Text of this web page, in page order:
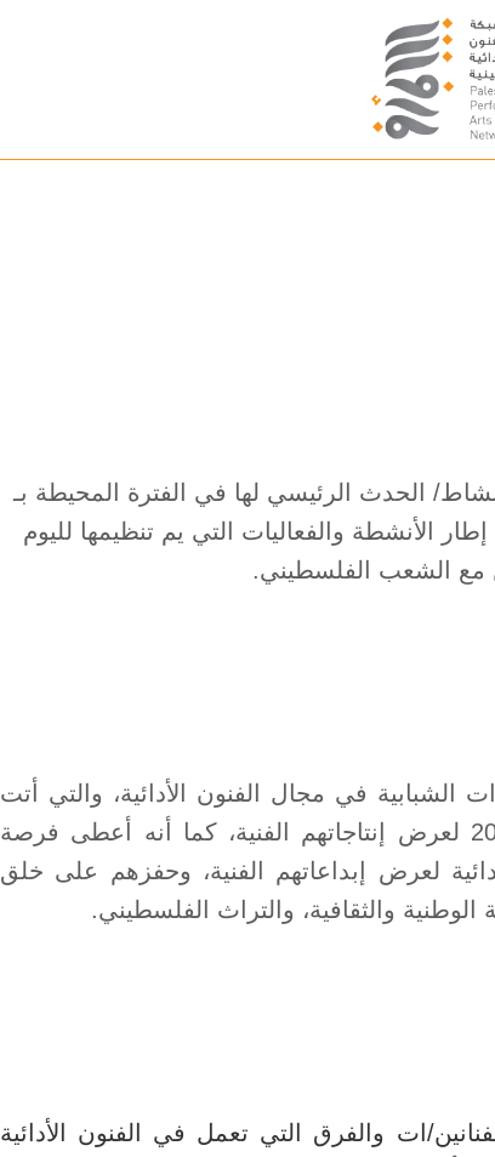
الحدث الرئيسي لها في الفترة المحيطة بـ
الأنشطة والفعاليات التي يم تنظيمها لليوم
مع الشعب الفلسطيني.
الشبابية في مجال الفنون الأدائية، والتي أتت
ضمن برنامج المبادرات للعام الحالي 2019 لعرض إنتاجاتهم الفنية، كما أنه أعطى فرصة
لعرض إبداعاتهم الفنية، وحفزهم على خلق
والثقافية، والتراث الفلسطيني.
ات والفرق التي تعمل في الفنون الأدائية